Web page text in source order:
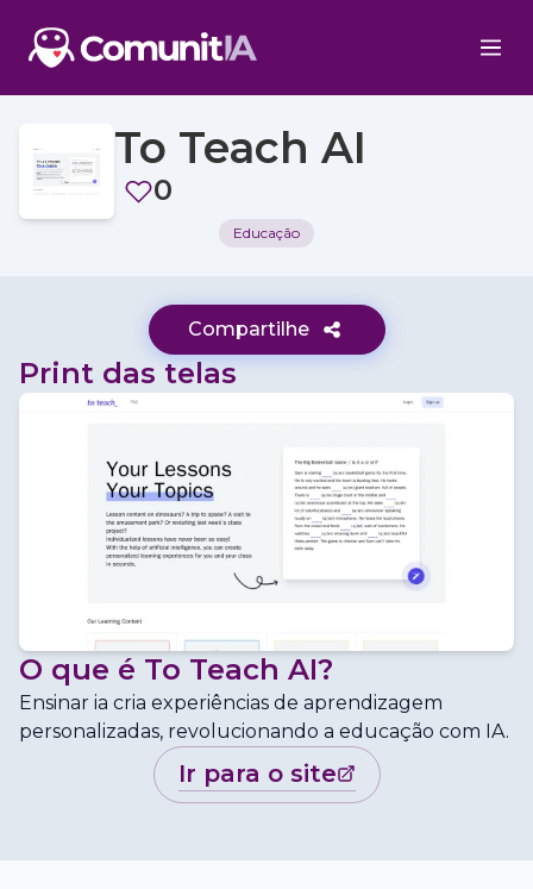
To Teach AI
0
Educação
Compartilhe
Print das telas
O que é To Teach AI?
Ensinar ia cria experiências de aprendizagem
personalizadas, revolucionando a educação com IA.
ir para o site